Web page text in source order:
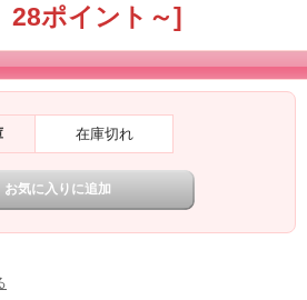
ポイント～]
在庫切れ